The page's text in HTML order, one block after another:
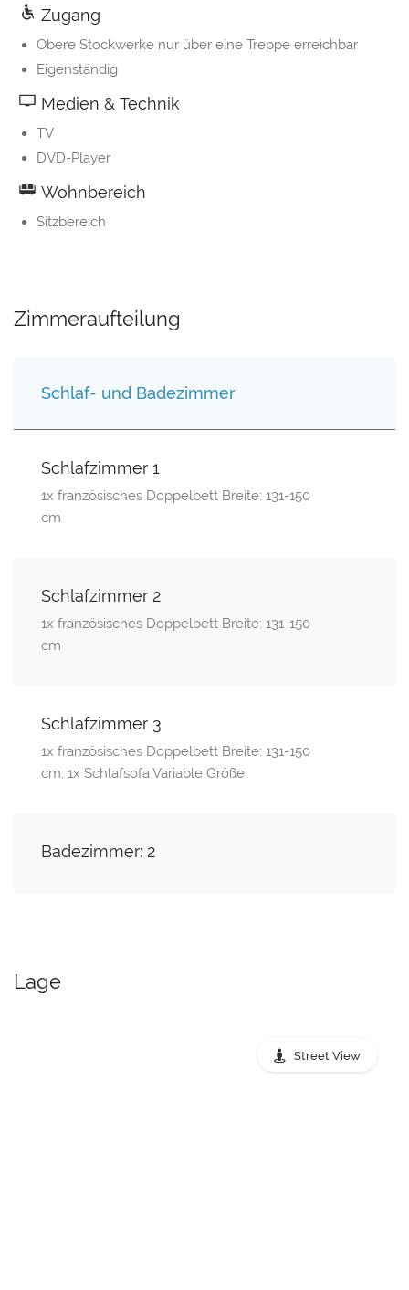
Zugang
Obere Stockwerke nur über eine Treppe erreichbar
Eigenständig
Medien & Technik
TV
DVD-Player
Wohnbereich
Sitzbereich
Zimmeraufteilung
Schlaf- und Badezimmer
Schlafzimmer 1
1x französisches Doppelbett Breite: 131-150
cm
Schlafzimmer 2
1x französisches Doppelbett Breite: 131-150
cm
Schlafzimmer 3
1x französisches Doppelbett Breite: 131-150
cm, 1x Schlafsofa Variable Größe
Badezimmer: 2
Lage
Street View